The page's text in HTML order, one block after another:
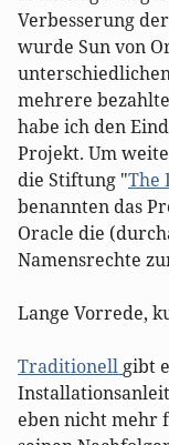
Verbesserung
wurde Sun von
mehrere
habe ich den
Projekt. Um
die Stiftung "The
benannten das
Oracle die
Namensrechte
Lange Vorrede,
Traditionell gibt
eben nicht mehr